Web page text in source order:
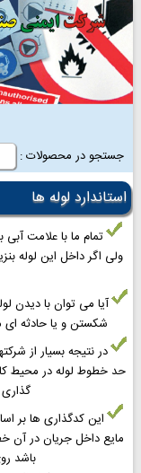
جستجو در محصولات :
استاندارد لوله ها
تمام ما با علامت
ولی اگر داخل این لوله
آیا می توان با دیدن
شکستن و یا حادثه ای
در نتیجه بسیار از
حد خطوط لوله در محیط
مایع داخل جریان در آن
باشد